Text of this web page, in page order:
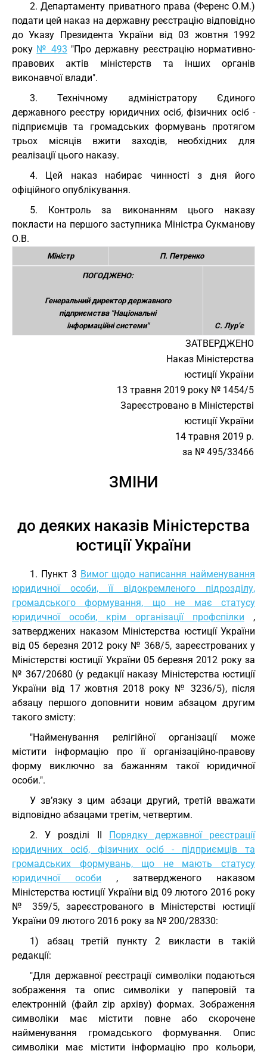
2. Департаменту приватного права (Ференс О.М.)
подати цей наказ на державну реєстрацію відповідно
до Указу Президента України від 03 жовтня 1992
року № 493 "Про державну реєстрацію нормативно-
правових актів міністерств та інших органів
виконавчої влади".
3. Технічному адміністратору Єдиного
державного реєстру юридичних осіб, фізичних осіб -
підприємців та громадських формувань протягом
трьох місяців вжити заходів, необхідних для
реалізації цього наказу.
4. Цей наказ набирає чинності з дня його
офіційного опублікування.
5. Контроль за виконанням цього наказу
покласти на першого заступника Міністра Сукманову
О.В.
Міністр П. Петренко
ПОГОДЖЕНО:
Генеральний директор державного
підприємства "Національні
інформаційні системи"
С. Лур’є
ЗАТВЕРДЖЕНО
Наказ Міністерства
юстиції України
13 травня 2019 року № 1454/5
Зареєстровано в Міністерстві
юстиції України
14 травня 2019 р.
за № 495/33466
ЗМІНИ
до деяких наказів Міністерства
юстиції України
1. Пункт 3 Вимог щодо написання найменування
юридичної особи, її відокремленого підрозділу,
громадського формування, що не має статусу
юридичної особи, крім організації профспілки ,
затверджених наказом Міністерства юстиції України
від 05 березня 2012 року № 368/5, зареєстрованих у
Міністерстві юстиції України 05 березня 2012 року за
№ 367/20680 (у редакції наказу Міністерства юстиції
України від 17 жовтня 2018 року № 3236/5), після
абзацу першого доповнити новим абзацом другим
такого змісту:
"Найменування релігійної організації може
містити інформацію про її організаційно-правову
форму виключно за бажанням такої юридичної
особи.".
У зв’язку з цим абзаци другий, третій вважати
відповідно абзацами третім, четвертим.
2. У розділі II Порядку державної реєстрації
юридичних осіб, фізичних осіб - підприємців та
громадських формувань, що не мають статусу
юридичної особи , затвердженого наказом
Міністерства юстиції України від 09 лютого 2016 року
№ 359/5, зареєстрованого в Міністерстві юстиції
України 09 лютого 2016 року за № 200/28330:
1) абзац третій пункту 2 викласти в такій
редакції:
"Для державної реєстрації символіки подаються
зображення та опис символіки у паперовій та
електронній (файл zip архіву) формах. Зображення
символіки має містити повне або скорочене
найменування громадського формування. Опис
символіки має містити інформацію про кольори,